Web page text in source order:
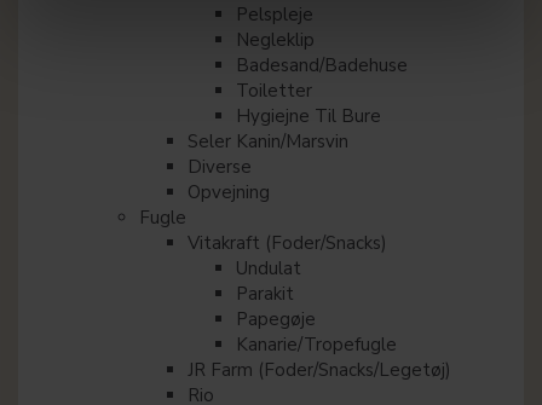
Pelspleje
Negleklip
Badesand/Badehuse
Toiletter
Hygiejne Til Bure
Seler Kanin/Marsvin
Diverse
Opvejning
Fugle
Vitakraft (Foder/Snacks)
Undulat
Parakit
Papegøje
Kanarie/Tropefugle
JR Farm (Foder/Snacks/Legetøj)
Rio